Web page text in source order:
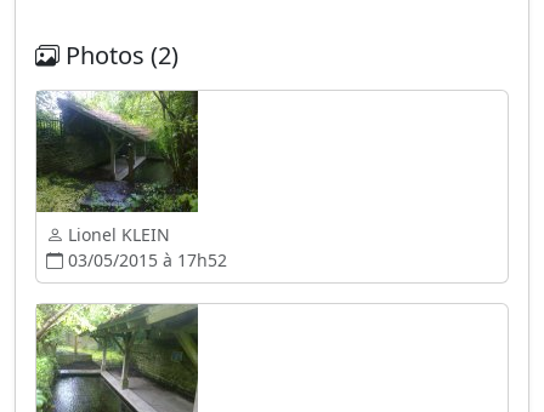
Photos (2)
Lionel KLEIN
03/05/2015 à 17h52